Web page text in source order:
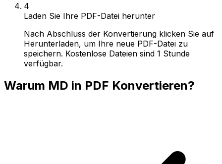
4
Laden Sie Ihre PDF-Datei herunter
Nach Abschluss der Konvertierung klicken Sie auf
Herunterladen, um Ihre neue PDF-Datei zu
speichern. Kostenlose Dateien sind 1 Stunde
verfügbar.
Warum MD in PDF Konvertieren?